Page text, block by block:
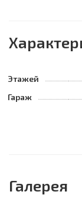
Этажей
Гараж
Галерея